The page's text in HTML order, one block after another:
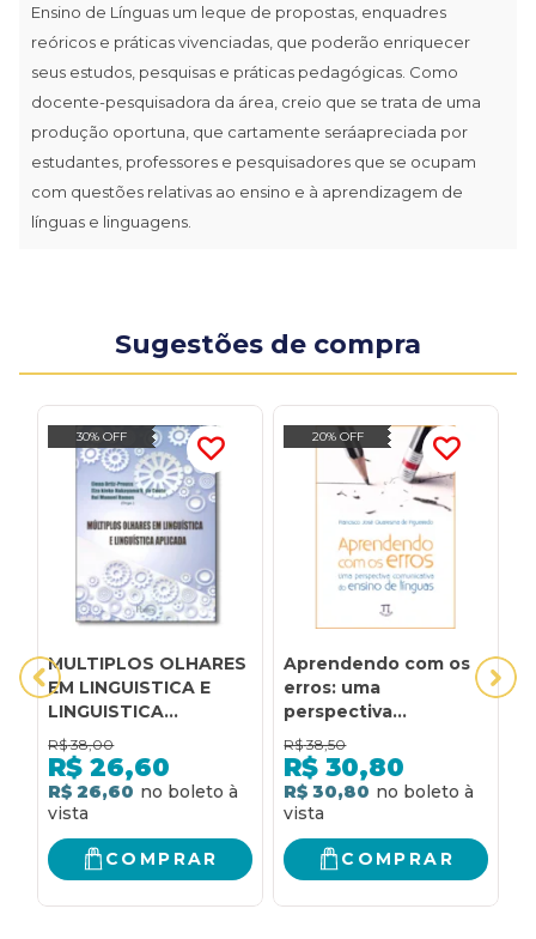
Ensino de Línguas um leque de propostas, enquadres
reóricos e práticas vivenciadas, que poderão enriquecer
seus estudos, pesquisas e práticas pedagógicas. Como
docente-pesquisadora da área, creio que se trata de uma
produção oportuna, que cartamente seráapreciada por
estudantes, professores e pesquisadores que se ocupam
com questões relativas ao ensino e à aprendizagem de
línguas e linguagens.
Sugestões de compra
30% OFF
MULTIPLOS OLHARES
EM LINGUISTICA E
LINGUISTICA
APLICADA
R$ 38,00
R$ 26,60
R$ 26,60
COMPRAR
20% OFF
Aprendendo com os
erros: uma
perspectiva
comunicativa do
ensino de línguas
R$ 38,50
R$ 30,80
R$ 30,80
COMPRAR